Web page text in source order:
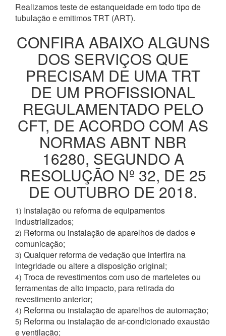
Realizamos teste de estanqueidade em todo tipo de
tubulação e emitimos TRT (ART).
CONFIRA ABAIXO ALGUNS
DOS SERVIÇOS QUE
PRECISAM DE UMA TRT
DE UM PROFISSIONAL
REGULAMENTADO PELO
CFT, DE ACORDO COM AS
NORMAS ABNT NBR
16280, SEGUNDO A
RESOLUÇÃO Nº 32, DE 25
DE OUTUBRO DE 2018.
1) Instalação ou reforma de equipamentos
industrializados;
2) Reforma ou instalação de aparelhos de dados e
comunicação;
3) Qualquer reforma de vedação que interfira na
integridade ou altere a disposição original;
4) Troca de revestimentos com uso de marteletes ou
ferramentas de alto impacto, para retirada do
revestimento anterior;
4) Reforma ou instalação de aparelhos de automação;
5) Reforma ou instalação de ar-condicionado exaustão
e ventilação;